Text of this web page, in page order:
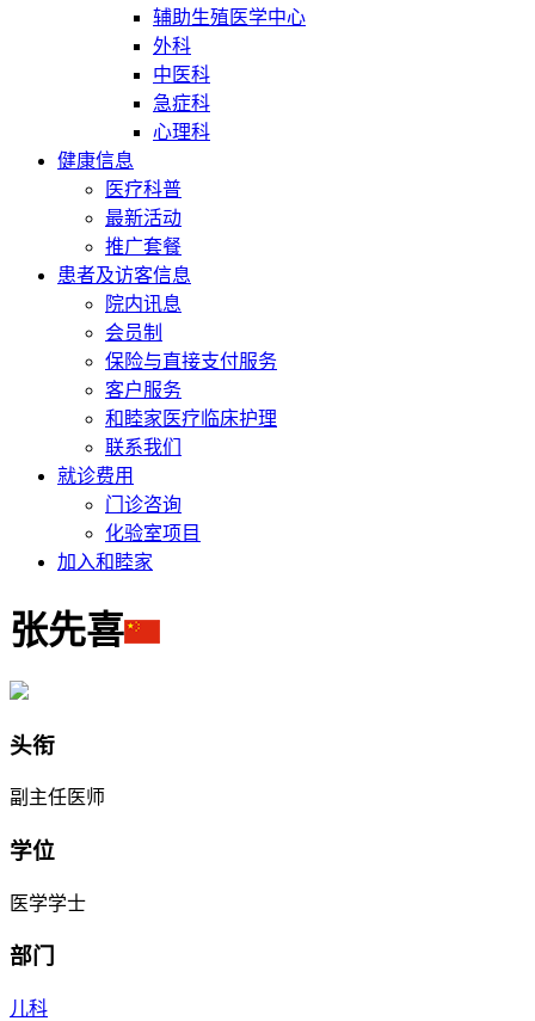
辅助生殖医学中心
外科
中医科
急症科
心理科
健康信息
医疗科普
最新活动
推广套餐
患者及访客信息
院内讯息
会员制
保险与直接支付服务
客户服务
和睦家医疗临床护理
联系我们
就诊费用
门诊咨询
化验室项目
加入和睦家
张先喜
头衔
副主任医师
学位
医学学士
部门
儿科